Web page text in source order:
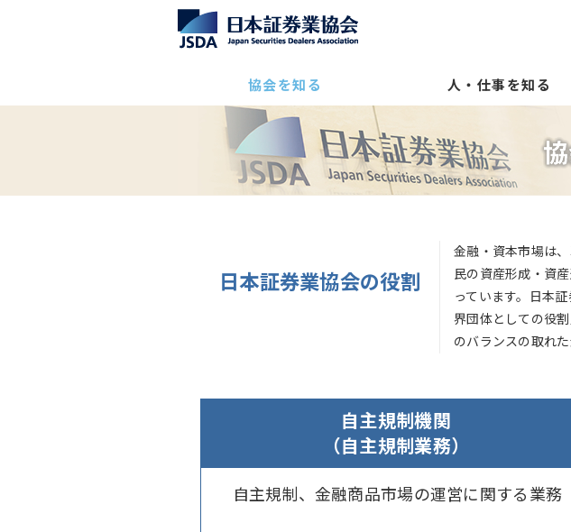
協会を知る 人・仕事を知る
日本証券業協会の役割
金融・資本市場は
民の資産形成・資
っています。日本
界団体としての役
のバランスの取れ
自主規制機関
（自主規制業務）
自主規制、金融商品市場の運営に関する業務